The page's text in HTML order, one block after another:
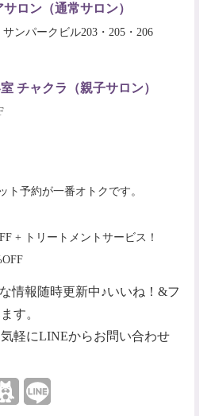
ロン（通常サロン）
ンパークビル203・205・206
チャクラ（親子サロン）
ト予約が一番オトクです。
+ トリートメントサービス！
情報随時更新中♪いいね！&フ
す。
軽にLINEからお問い合わせ